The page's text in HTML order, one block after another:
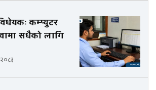
कम्प्युटर
सधैको लागि